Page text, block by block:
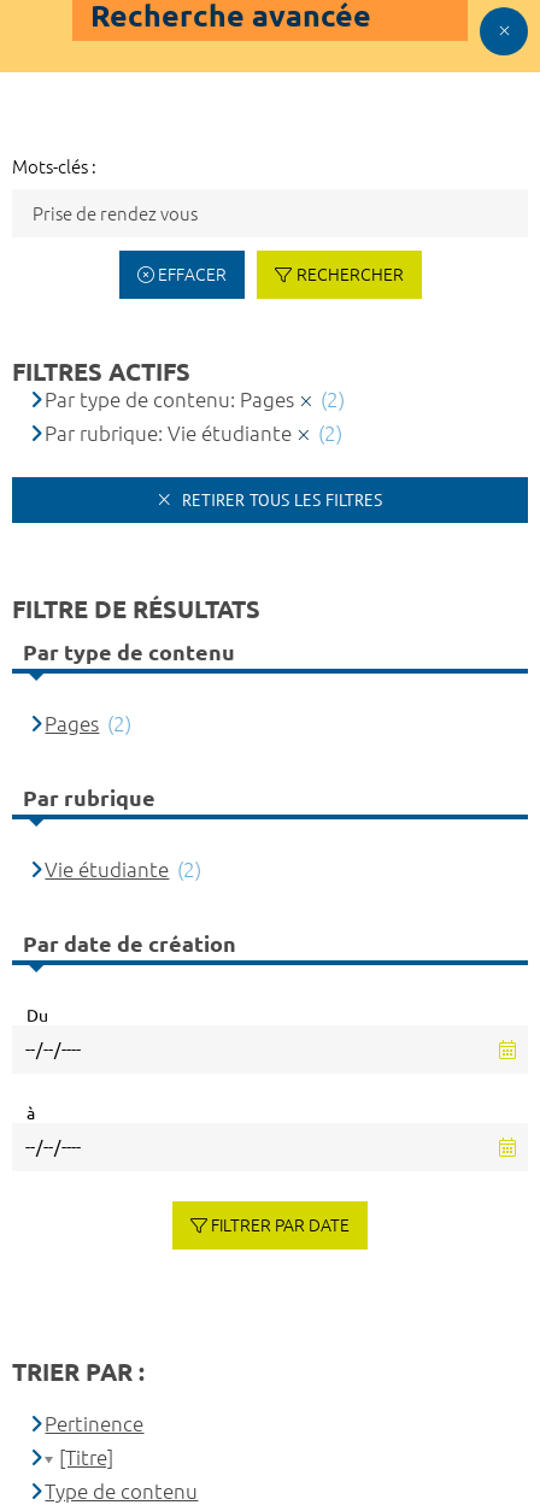
Recherche avancée
Mots-clés :
EFFACER RECHERCHER
FILTRES ACTIFS
Par type de contenu: Pages
(2)
Par rubrique: Vie étudiante
(2)
RETIRER TOUS LES FILTRES
FILTRE DE RÉSULTATS
Par type de contenu
Pages (2)
Par rubrique
Vie étudiante (2)
Par date de création
Du
à
FILTRER PAR DATE
TRIER PAR :
Pertinence
[Titre]
Type de contenu